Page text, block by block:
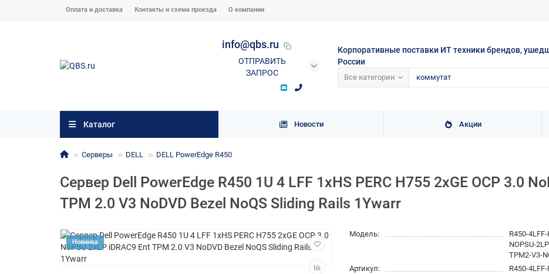
Оплата и доставка Контакты и схема проезда О компании
Корпоративные поставки ИТ техники брендов,
России
Все категории
info@qbs.ru
ОТПРАВИТЬ
ЗАПРОС
Каталог Новости Акции
Серверы DELL DELL PowerEdge R450
Сервер Dell PowerEdge R450 1U 4 LFF 1xHS PERC H755 2xGE OCP 3.0
TPM 2.0 V3 NoDVD Bezel NoQS Sliding Rails 1Ywarr
Новинка
Модель:
R450-
NOPSU-
TPM2-V3-
Артикул:
R450-